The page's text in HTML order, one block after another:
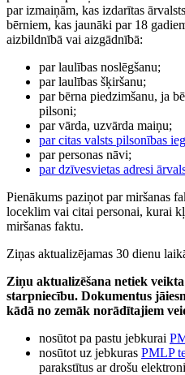
par izmaiņām, kas izdarītas
bērniem, kas jaunāki par 18
aizbildnībā vai aizgādnībā:
par laulības noslēgšanu;
par laulības šķiršanu;
par bērna piedzimšanu, ja
pilsoni;
par vārda, uzvārda maiņu;
par citas valsts pilsonības
par personas nāvi;
par dzīvesvietas adresi
Pienākums paziņot par miršanas
loceklim vai citai personai, kurai
miršanas faktu.
Ziņas aktualizējamas 30 dienu
Ziņu aktualizēšana netiek
starpniecību. Dokumentus
kādā no zemāk norādītajiem
nosūtot pa pastu jebkurai
nosūtot uz jebkuras PMLP
parakstītus ar drošu